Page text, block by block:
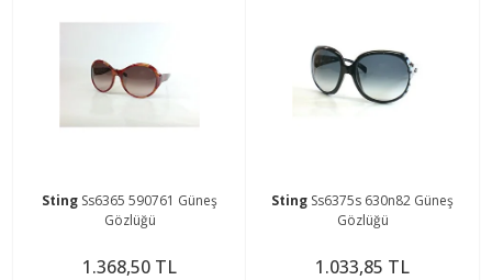
Sting Ss6365 590761 Güneş
Gözlüğü
1.368,50 TL
Sting Ss6375s 630n82 Güneş
Gözlüğü
1.033,85 TL